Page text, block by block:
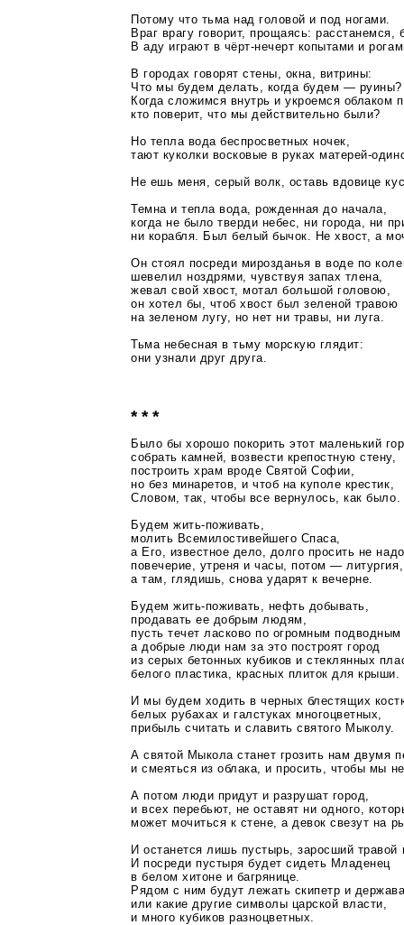
Потому что тьма над головой и под ногами.
Враг врагу говорит, прощаясь: расстанемся,
В аду играют в чёрт-нечерт копытами и
В городах говорят стены, окна, витрины:
Что мы будем делать, когда будем — руины?
Когда сложимся внутрь и укроемся облаком
кто поверит, что мы действительно были?
Но тепла вода беспросветных ночек,
тают куколки восковые в рукахматерей-
Не ешь меня, серый волк, оставь вдовице
Темна и тепла вода, рожденная до начала,
когда не было тверди небес, ни города, ни
ни корабля. Был белый бычок. Не хвост, а
Он стоял посреди мирозданья в воде по
шевелил ноздрями, чувствуя запах тлена,
жевал свой хвост, мотал большой головою,
он хотел бы, чтоб хвост был зеленой травою
на зеленом лугу, но нет ни травы, ни луга.
Тьма небесная в тьму морскую глядит:
они узнали друг друга.
* * *
Было бы хорошо покорить этот маленький
собрать камней, возвести крепостную стену,
построить храм вроде Святой Софии,
но без минаретов, и чтоб на куполе крестик,
Словом, так, чтобы все вернулось, как было.
Будемжить-поживать
молить Всемилостивейшего Спаса,
а Его, известное дело, долго просить не
повечерие, утреня и часы, потом — литургия,
а там, глядишь, снова ударят к вечерне.
Будемжить-поживать , нефть добывать,
продавать ее добрым людям,
пусть течет ласково по огромным
а добрые люди нам за это построят город
из серых бетонных кубиков и стеклянных
белого пластика, красных плиток для крыши.
И мы будем ходить в черных блестящих
белых рубахах и галстуках многоцветных,
прибыль считать и славить святого Мыколу.
А святой Мыкола станет грозить нам двумя
и смеяться из облака, и просить, чтобы мы
А потом люди придут и разрушат город,
и всех перебьют, не оставят ни одного,
может мочиться к стене, а девок свезут на
И останется лишь пустырь, заросший травой
И посреди пустыря будет сидеть Младенец
в белом хитоне и багрянице.
Рядом с ним будут лежать скипетр и
или какие другие символы царской власти,
и много кубиков разноцветных.